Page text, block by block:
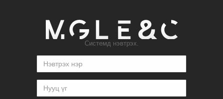
Системд нэвтрэх.